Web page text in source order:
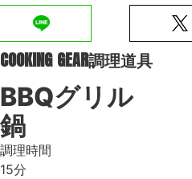
COOKING GEAR調理道具
BBQグリル
鍋
調理時間
15分